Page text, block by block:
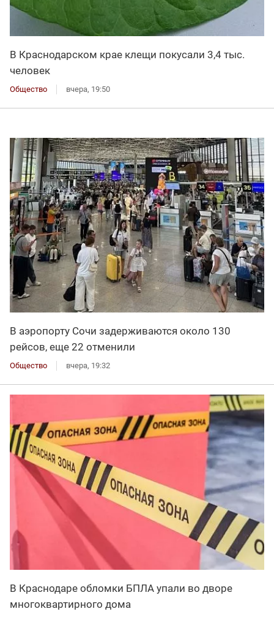
В Краснодарском крае клещи покусали 3,4 тыс.
человек
Общество вчера, 19:50
В аэропорту Сочи задерживаются около 130
рейсов, еще 22 отменили
Общество вчера, 19:32
В Краснодаре обломки БПЛА упали во дворе
многоквартирного дома